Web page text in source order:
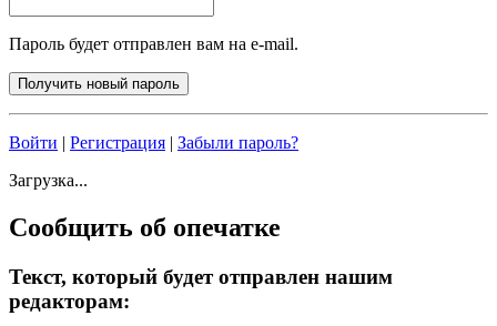
Пароль будет отправлен вам на e-mail.
Войти | Регистрация | Забыли пароль?
Загрузка...
Сообщить об опечатке
Текст, который будет отправлен нашим
редакторам: